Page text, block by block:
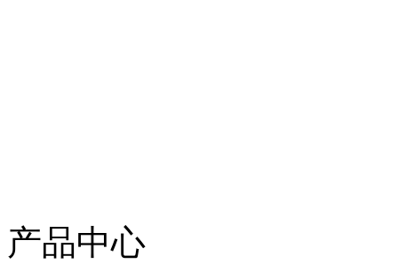
产品中心